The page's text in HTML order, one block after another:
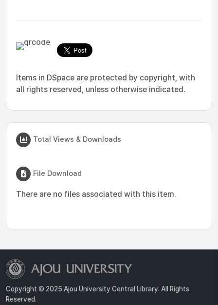
Items in DSpace are protected by copyright, with
all rights reserved, unless otherwise indicated.
Total Views & Downloads
File Download
There are no files associated with this item.
Copyright © 2025 Ajou University Central Library. All Rights
Reserved.